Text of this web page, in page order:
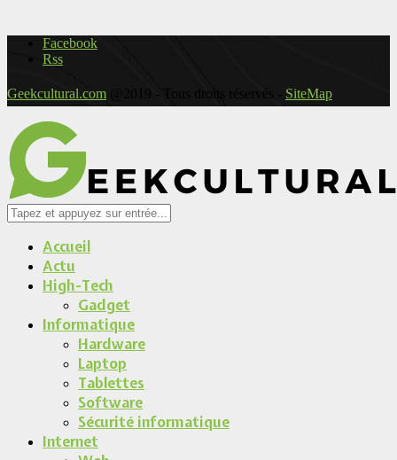
Facebook
Rss
Geekcultural.com @2019 - Tous droits réservés - SiteMap
Accueil
Actu
High-Tech
Gadget
Informatique
Hardware
Laptop
Tablettes
Software
Sécurité informatique
Internet